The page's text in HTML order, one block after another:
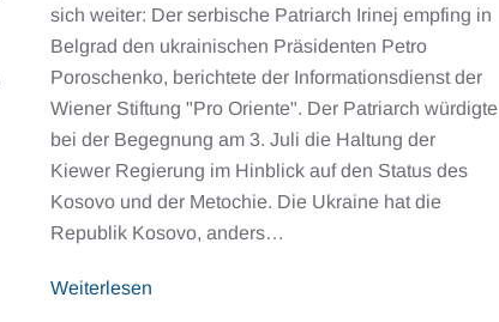
sich weiter: Der serbische Patriarch Irinej empfing in
Belgrad den ukrainischen Präsidenten Petro
Poroschenko, berichtete der Informationsdienst der
Wiener Stiftung "Pro Oriente". Der Patriarch würdigte
bei der Begegnung am 3. Juli die Haltung der
Kiewer Regierung im Hinblick auf den Status des
Kosovo und der Metochie. Die Ukraine hat die
Republik Kosovo, anders…
Weiterlesen